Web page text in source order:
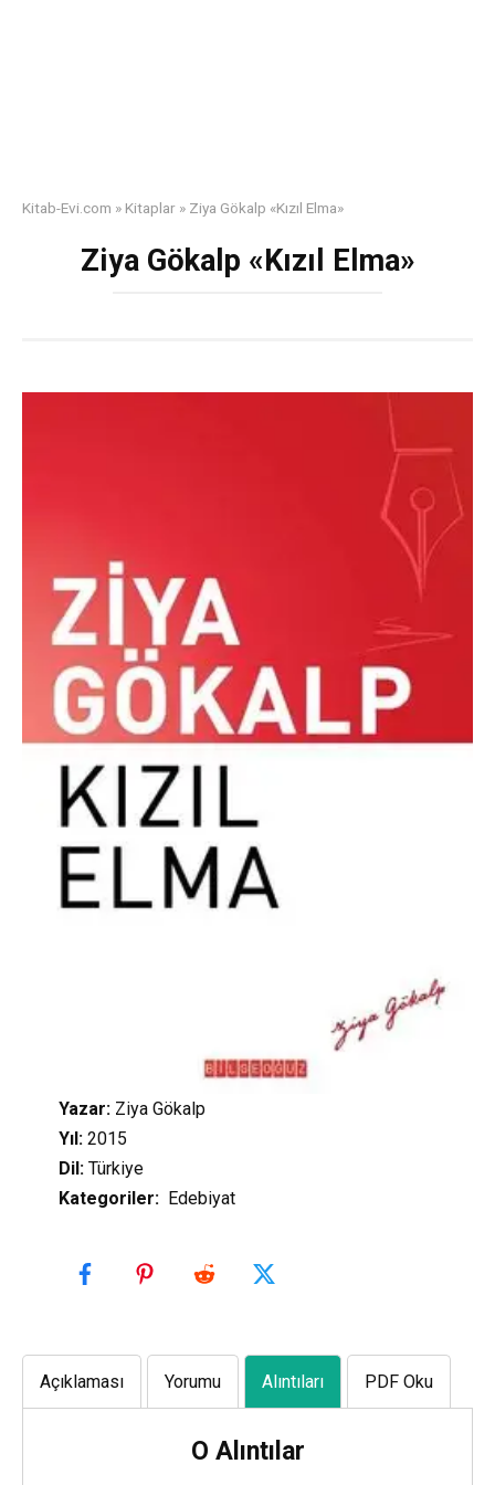
Kitab-Evi.com » Kitaplar » Ziya Gökalp «Kızıl Elma»
Ziya Gökalp «Kızıl Elma»
Yazar:Ziya Gökalp
Yıl:2015
Dil:Türkiye
Kategoriler:Edebiyat
Açıklaması Yorumu Alıntıları PDF Oku
O Alıntılar